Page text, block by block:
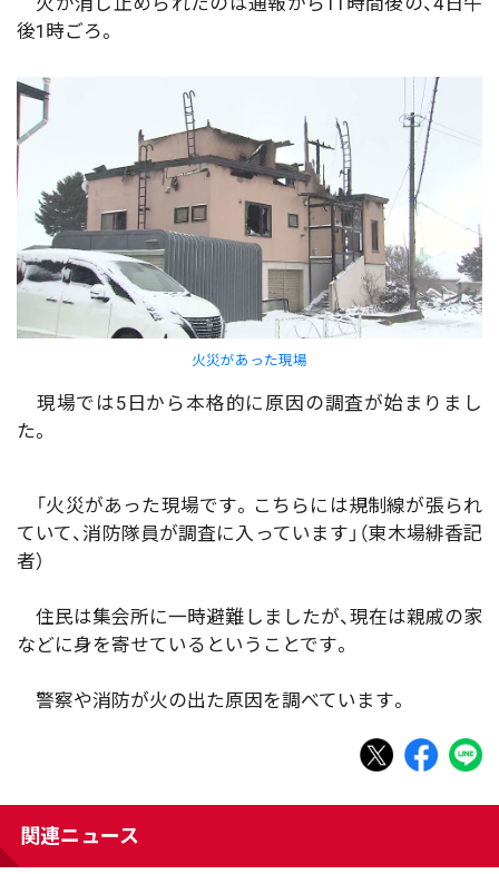
後1時ごろ。
火災があった現場
現場では5日から本格的に原因の調査が始まりまし
た。
「火災があった現場です。こちらには規制線が張られ
ていて、消防隊員が調査に入っています」（東木場緋香記
者）
住民は集会所に一時避難しましたが、現在は親戚の家
などに身を寄せているということです。
警察や消防が火の出た原因を調べています。
関連ニュース